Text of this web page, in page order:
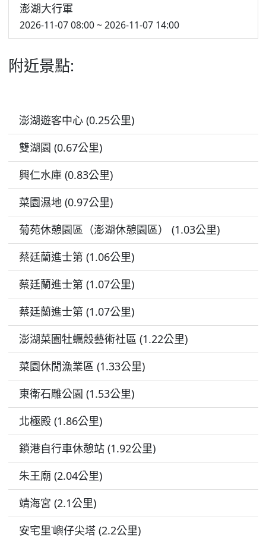
澎湖大行軍
2026-11-07 08:00 ~ 2026-11-07 14:00
附近景點:
澎湖遊客中心 (0.25公里)
雙湖園 (0.67公里)
興仁水庫 (0.83公里)
菜園濕地 (0.97公里)
菊苑休憩園區（澎湖休憩園區） (1.03公里)
蔡廷蘭進士第 (1.06公里)
蔡廷蘭進士第 (1.07公里)
蔡廷蘭進士第 (1.07公里)
澎湖菜園牡蠣殼藝術社區 (1.22公里)
菜園休閒漁業區 (1.33公里)
東衛石雕公園 (1.53公里)
​北極殿 (1.86公里)
鎖港自行車休憩站 (1.92公里)
朱王廟 (2.04公里)
靖海宮 (2.1公里)
安宅里˙嶼仔尖塔 (2.2公里)